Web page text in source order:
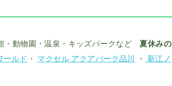
・動物園・温泉・キッズパークなど夏休みの
ールド ・ マクセル アクアパーク品川 ・
新江ノ